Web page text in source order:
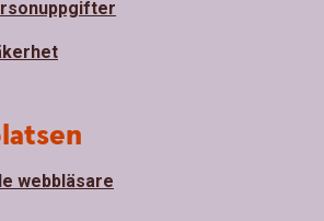
webbläsare